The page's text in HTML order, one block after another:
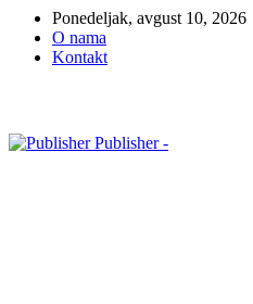
Ponedeljak, avgust 10, 2026
O nama
Kontakt
Publisher -